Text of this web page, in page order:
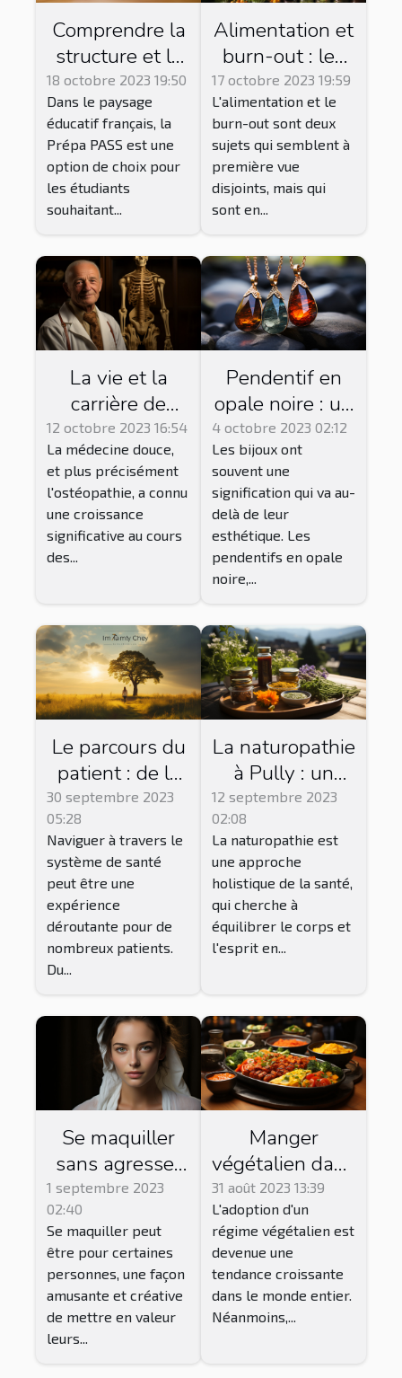
Comprendre la
structure et le
fonctionnement
de la Prépa
PASS
18 octobre 2023 19:50
Dans le paysage
éducatif français, la
Prépa PASS est une
option de choix pour
les étudiants
souhaitant...
Alimentation et
burn-out : les
bons choix pour
réduire le
stress
17 octobre 2023 19:59
L'alimentation et le
burn-out sont deux
sujets qui semblent à
première vue
disjoints, mais qui
sont en...
La vie et la
carrière de
Jean-Baptiste
Rochard,
ostéopathe
reconnu à La
Rochelle
12 octobre 2023 16:54
La médecine douce,
et plus précisément
l'ostéopathie, a connu
une croissance
significative au cours
des...
Pendentif en
opale noire : un
bijou de bien-
être
énergétique ?
4 octobre 2023 02:12
Les bijoux ont
souvent une
signification qui va au-
delà de leur
esthétique. Les
pendentifs en opale
noire,...
Le parcours du
patient : de la
consultation à
convalescence
30 septembre 2023
05:28
Naviguer à travers le
système de santé
peut être une
expérience
déroutante pour de
nombreux patients.
Du...
La naturopathie
à Pully : un
chemin vers
l'équilibre
12 septembre 2023
02:08
La naturopathie est
une approche
holistique de la santé,
qui cherche à
équilibrer le corps et
l'esprit en...
Se maquiller
sans agresser
ou abîmer la
peau du visage
: procédé et
conseils
1 septembre 2023
02:40
Se maquiller peut
être pour certaines
personnes, une façon
amusante et créative
de mettre en valeur
leurs...
Manger
végétalien dans
les restaurants
traditionnels:
est-ce
possible?
31 août 2023 13:39
L'adoption d'un
régime végétalien est
devenue une
tendance croissante
dans le monde entier.
Néanmoins,...